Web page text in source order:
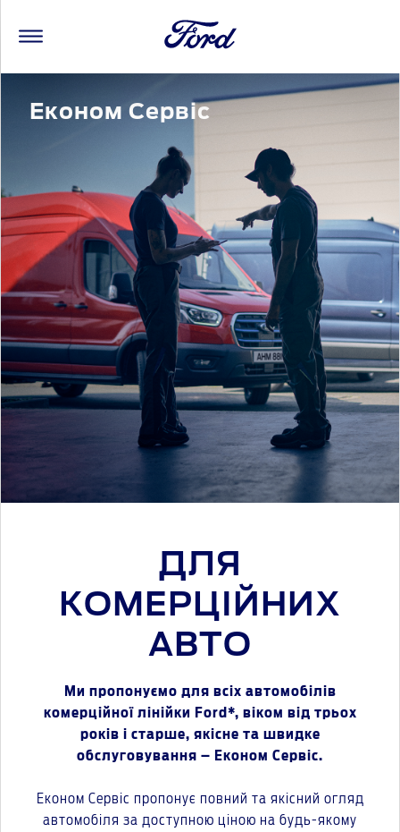
Економ Сервіс
ДЛЯ
КОМЕРЦІЙНИХ
АВТО
Ми пропонуємо для всіх автомобілів
комерційної лінійки Ford*, віком від трьох
років і старше, якісне та швидке
обслуговування – Економ Сервіс.
Економ Сервіс пропонує повний та якісний огляд
автомобіля за доступною ціною на будь-якому